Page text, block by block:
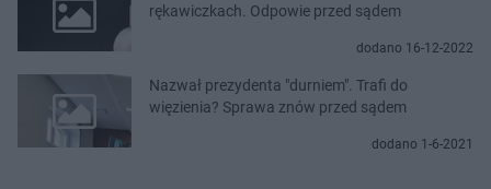
rękawiczkach. Odpowie przed sądem
dodano 16-12-2022
Nazwał prezydenta "durniem". Trafi do
więzienia? Sprawa znów przed sądem
dodano 1-6-2021